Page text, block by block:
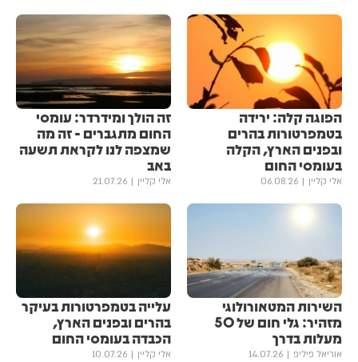
הפוגה קלה: ירידה
בטמפרטורות בהרים
ובפנים הארץ, הקלה
בעומסי החום
אלי קליין 06.08.26
זה הולך ומידרדר: עומסי
החום מתגברים - זה מה
שמצפה לנו לקראת תשעה
באב
אלי קליין 21.07.26
השירות המטאורולוגי
מזהיר: גלי חום של 50
מעלות בדרך
אוריאל פיליפ 14.07.26
עלייה בטמפרטורות בעיקר
בהרים ובפנים הארץ,
הכבדה בעומסי החום
אלי קליין 10.07.26